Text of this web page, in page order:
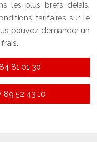
les plus brefs délais.
tarifaires sur le
pouvez demander un
81 01 30
89 52 43 10